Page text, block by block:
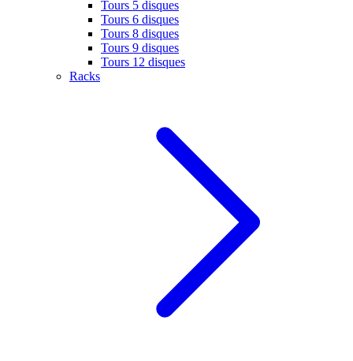
Tours 5 disques
Tours 6 disques
Tours 8 disques
Tours 9 disques
Tours 12 disques
Racks